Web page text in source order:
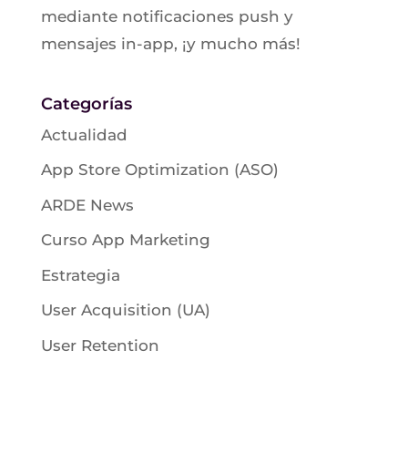
mediante notificaciones push y
mensajes in-app, ¡y mucho más!
Categorías
Actualidad
App Store Optimization (ASO)
ARDE News
Curso App Marketing
Estrategia
User Acquisition (UA)
User Retention